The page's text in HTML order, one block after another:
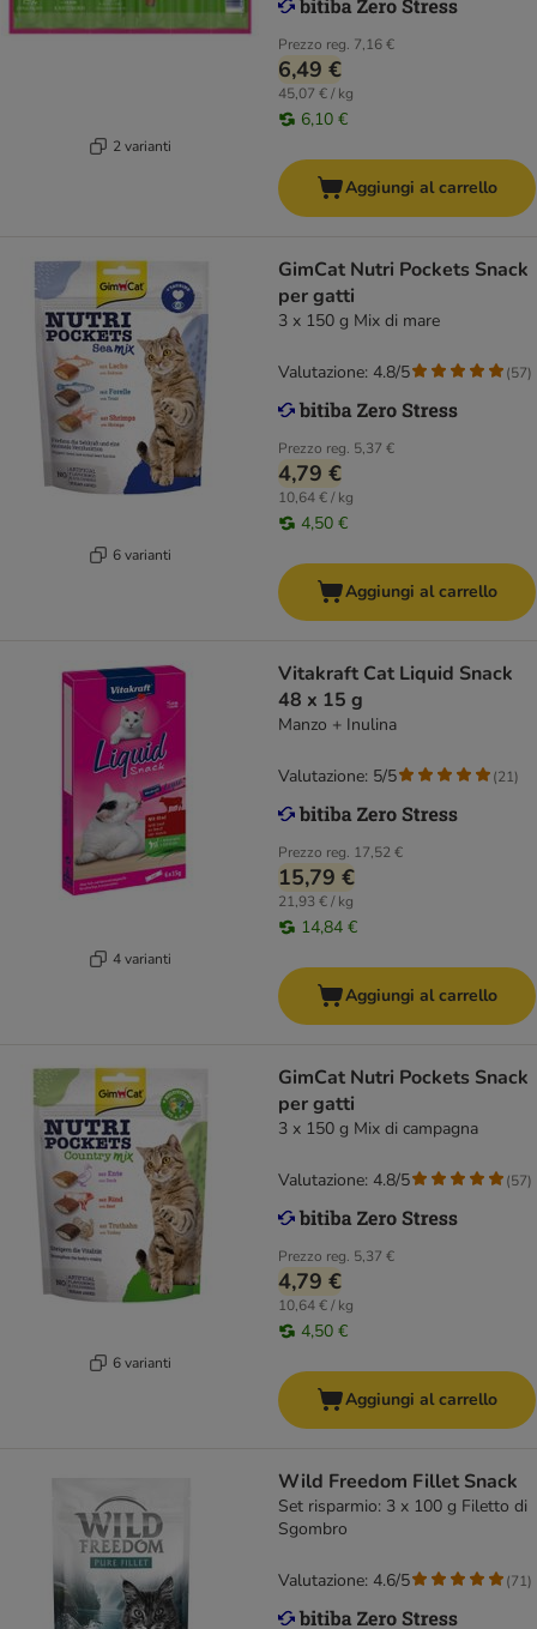
2 varianti
Prezzo reg. 7,16 €
6,49 €
45,07 € / kg
6,10 €
Aggiungi al carrello
6 varianti
GimCat Nutri Pockets Snack
per gatti
3 x 150 g Mix di mare
Prezzo reg. 5,37 €
4,79 €
10,64 € / kg
4,50 €
Valutazione: 4.8/5 (57)
Aggiungi al carrello
4 varianti
Vitakraft Cat Liquid Snack
48 x 15 g
Manzo + Inulina
Prezzo reg. 17,52 €
15,79 €
21,93 € / kg
14,84 €
Valutazione: 5/5 (21)
Aggiungi al carrello
6 varianti
GimCat Nutri Pockets Snack
per gatti
3 x 150 g Mix di campagna
Prezzo reg. 5,37 €
4,79 €
10,64 € / kg
4,50 €
Valutazione: 4.8/5 (57)
Aggiungi al carrello
Wild Freedom Fillet Snack
Set risparmio: 3 x 100 g Filetto di
Sgombro
Valutazione: 4.6/5 (71)